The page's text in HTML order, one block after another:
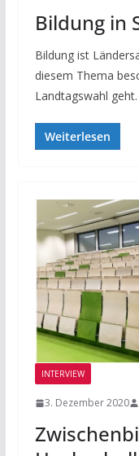
Bildung in
Bildung ist
diesem Thema
Landtagswahl
Weiterlesen
INTERVIEW
3. Dezember 2020